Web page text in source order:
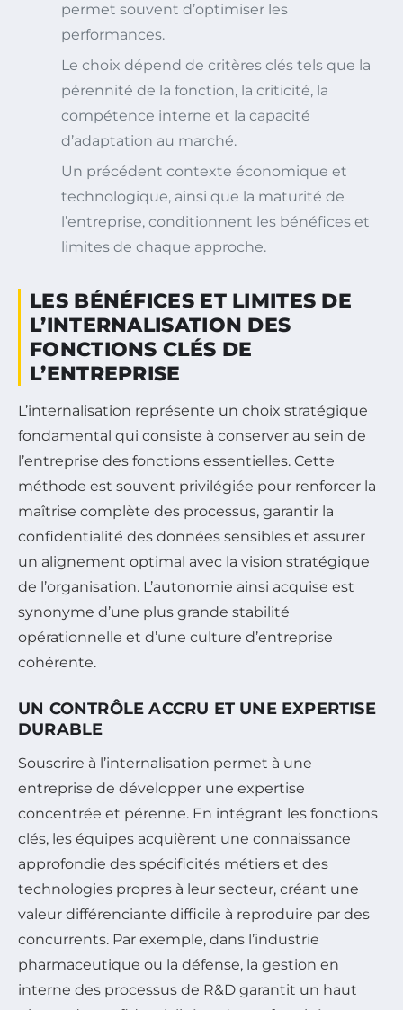
permet souvent d’optimiser les
performances.
Le choix dépend de critères clés tels que la
pérennité de la fonction, la criticité, la
compétence interne et la capacité
d’adaptation au marché.
Un précédent contexte économique et
technologique, ainsi que la maturité de
l’entreprise, conditionnent les bénéfices et
limites de chaque approche.
LES BÉNÉFICES ET LIMITES DE
L’INTERNALISATION DES
FONCTIONS CLÉS DE
L’ENTREPRISE
L’internalisation représente un choix stratégique
fondamental qui consiste à conserver au sein de
l’entreprise des fonctions essentielles. Cette
méthode est souvent privilégiée pour renforcer la
maîtrise complète des processus, garantir la
confidentialité des données sensibles et assurer
un alignement optimal avec la vision stratégique
de l’organisation. L’autonomie ainsi acquise est
synonyme d’une plus grande stabilité
opérationnelle et d’une culture d’entreprise
cohérente.
UN CONTRÔLE ACCRU ET UNE EXPERTISE
DURABLE
Souscrire à l’internalisation permet à une
entreprise de développer une expertise
concentrée et pérenne. En intégrant les fonctions
clés, les équipes acquièrent une connaissance
approfondie des spécificités métiers et des
technologies propres à leur secteur, créant une
valeur différenciante difficile à reproduire par des
concurrents. Par exemple, dans l’industrie
pharmaceutique ou la défense, la gestion en
interne des processus de R&D garantit un haut